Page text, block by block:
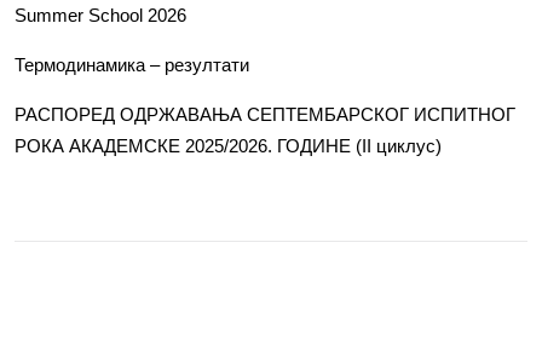
Summer School 2026
Термодинамика – резултати
РАСПОРЕД ОДРЖАВАЊА СЕПТЕМБАРСКОГ ИСПИТНОГ
РОКА АКАДЕМСКЕ 2025/2026. ГОДИНЕ (II циклус)